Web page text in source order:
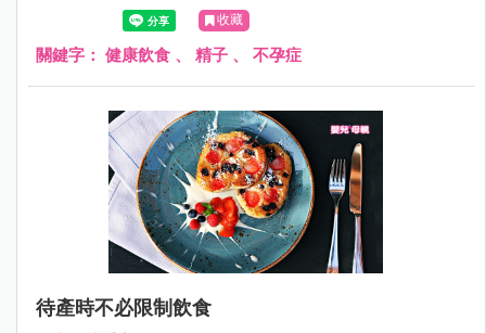
收藏
關鍵字： 健康飲食 、 精子 、 不孕症
待產時不必限制飲食